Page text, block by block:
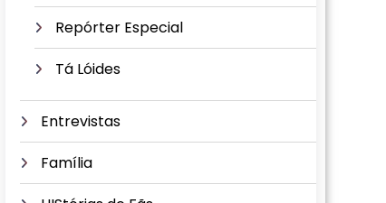
Repórter Especial
Tá Lóides
Entrevistas
Família